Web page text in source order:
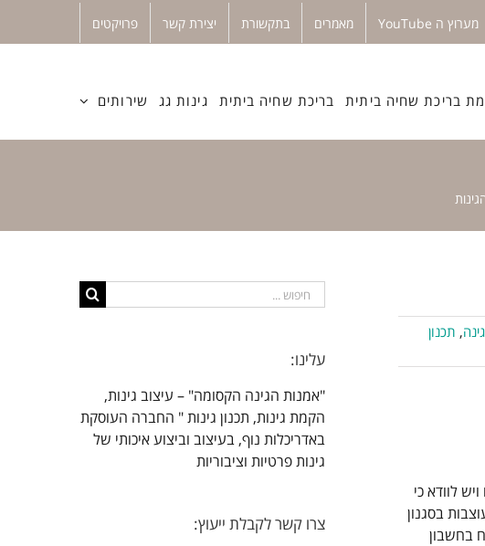
מערוץ ה YouTube מאמרים בתקשורת יצירת קשר פרויקטים
בריכת שחיה ביתית בריכת שחיה ביתית גינות גג שירותים
, תכנון
לוודא כי
בסגנון
בחשבון
חיפוש...
עלינו:
"אמנות הגינה הקסומה" – עיצוב גינות,
הקמת גינות, תכנון גינות " החברה העוסקת
באדריכלות נוף, בעיצוב וביצוע איכותי של
גינות פרטיות וציבוריות
צרו קשר לקבלת ייעוץ: